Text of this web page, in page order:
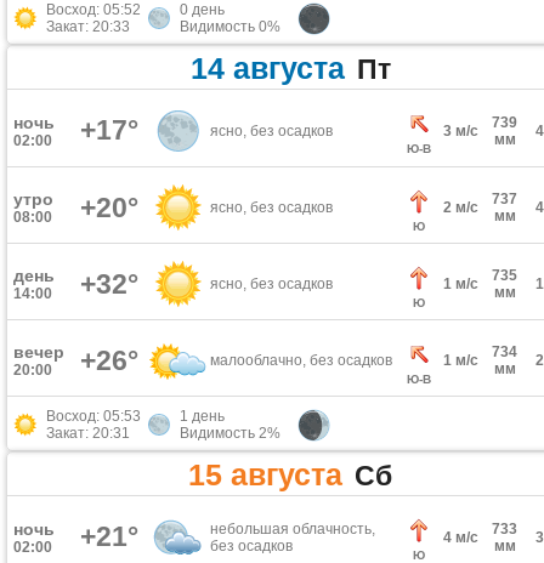
Восход: 05:52
Закат: 20:33
0 день
Видимость 0%
14 августа Пт
ночь
02:00 +17° ясно, без осадков
Ю-В
3 м/с
739
мм
утро
08:00 +20° ясно, без осадков
Ю
2 м/с
737
мм
день
14:00 +32° ясно, без осадков
Ю
1 м/с
735
мм
вечер
20:00 +26° малооблачно, без осадков
Ю-В
1 м/с
734
мм
Восход: 05:53
Закат: 20:31
1 день
Видимость 2%
15 августа Сб
ночь
02:00 +21°
небольшая облачность,
без осадков
Ю
4 м/с
733
мм